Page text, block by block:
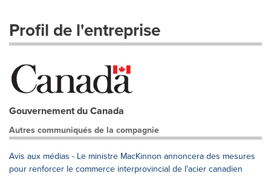
Profil de l'entreprise
Gouvernement du Canada
Autres communiqués de la compagnie
Avis aux médias - Le ministre MacKinnon annoncera des mesures
pour renforcer le commerce interprovincial de l'acier canadien